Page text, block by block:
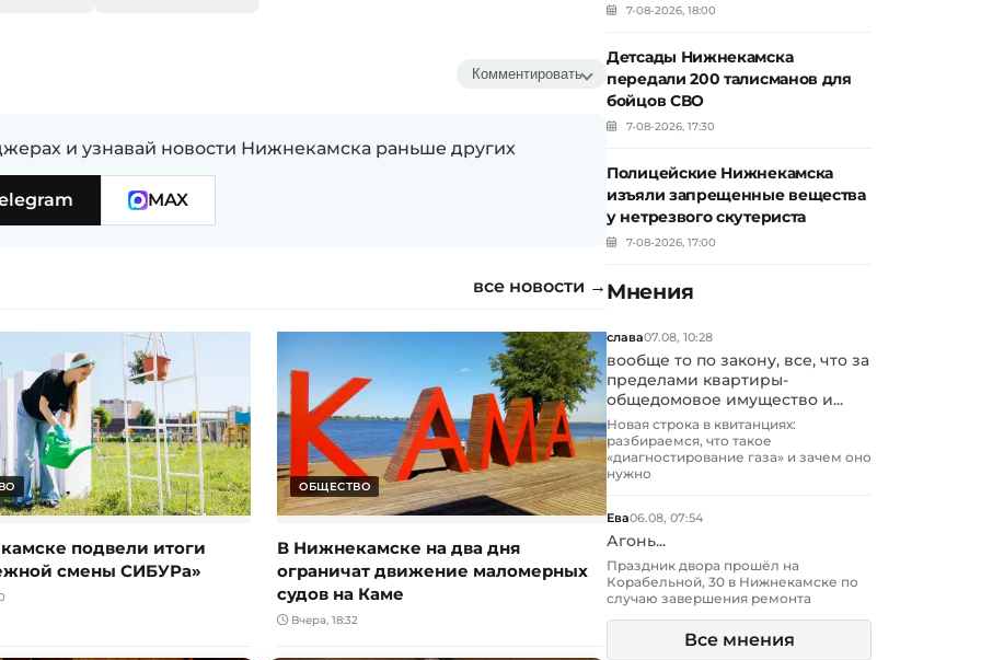
Комментировать
и узнавай новости Нижнекамска раньше других
MAX
все новости →
подвели итоги
смены СИБУРа»
ОБЩЕСТВО
В Нижнекамске на два дня
ограничат движение маломерных
судов на Каме
Вчера, 18:32
7-08-2026, 18:00
Детсады Нижнекамска
передали 200 талисманов для
бойцов СВО
7-08-2026, 17:30
Полицейские Нижнекамска
изъяли запрещенные вещества
у нетрезвого скутериста
7-08-2026, 17:00
Мнения
слава07.08, 10:28
вообще то по закону, все, что за
пределами квартиры-
общедомовое имущество и...
Новая строка в квитанциях:
разбираемся, что такое
«диагностирование газа» и зачем оно
нужно
Ева06.08, 07:54
Агонь...
Праздник двора прошёл на
Корабельной, 30 в Нижнекамске по
случаю завершения ремонта
Все мнения